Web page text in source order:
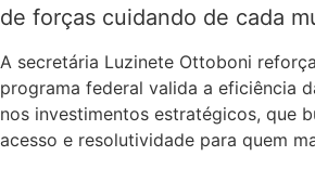
de forças cuidando de cada
A secretária Luzinete Ottoboni
programa federal valida a eficiência
nos investimentos estratégicos, que
acesso e resolutividade para quem